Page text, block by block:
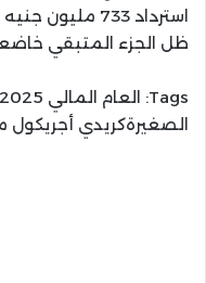
استرداد 733
ظل الجزء المتبقي
Tags:
الصغيرةكريدي أجريكول